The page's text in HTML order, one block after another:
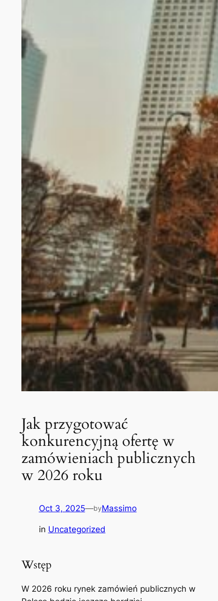
Jak przygotować
konkurencyjną ofertę w
zamówieniach publicznych
w 2026 roku
Oct 3, 2025—byMassimo
in Uncategorized
Wstęp
W 2026 roku rynek zamówień publicznych w